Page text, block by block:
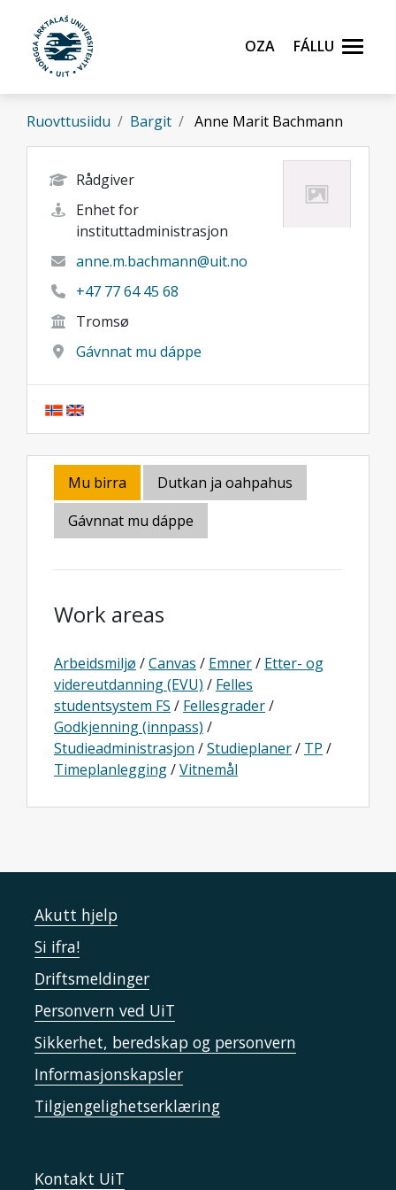
Gå til hovedinnhold
Oza
Fállu
Ruovttusiidu Bargit Anne Marit Bachmann
Rådgiver
Enhet for
instituttadministrasjon
anne.m.bachmann@uit.no
+47 77 64 45 68
Tromsø
Gávnnat mu dáppe
Mu birra
Dutkan ja oahpahus
Gávnnat mu dáppe
Work areas
Arbeidsmiljø /Canvas / Emner/ Etter- og
videreutdanning (EVU) / Felles
studentsystem FS / Fellesgrader/
Godkjenning (innpass) /
Studieadministrasjon /Studieplaner/ TP /
Timeplanlegging/Vitnemål
Akutt hjelp
Si ifra!
Driftsmeldinger
Personvern ved UiT
Sikkerhet, beredskap og personvern
Informasjonskapsler
Tilgjengelighetserklæring
Kontakt UiT